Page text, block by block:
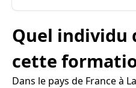
Quel individu
cette
Dans le pays de France à